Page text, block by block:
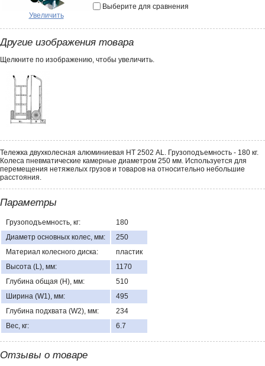
Увеличить
Выберите для сравнения
Другие изображения товара
Щелкните по изображению, чтобы увеличить.
Тележка двухколесная алюминиевая НТ 2502 AL. Грузоподъемность - 180 кг.
Колеса пневматические камерные диаметром 250 мм. Используется для
перемещения нетяжелых грузов и товаров на относительно небольшие
расстояния.
Параметры
Грузоподъемность, кг:
180
Диаметр основных колес, мм:
250
Материал колесного диска:
пластик
Высота (L), мм:
1170
Глубина общая (Н), мм:
510
Ширина (W1), мм:
495
Глубина подхвата (W2), мм:
234
Вес, кг:
6.7
Отзывы о товаре